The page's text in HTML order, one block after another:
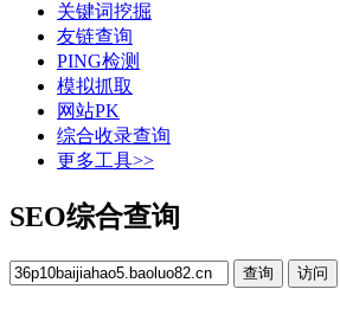
关键词挖掘
友链查询
PING检测
模拟抓取
网站PK
综合收录查询
更多工具>>
SEO综合查询